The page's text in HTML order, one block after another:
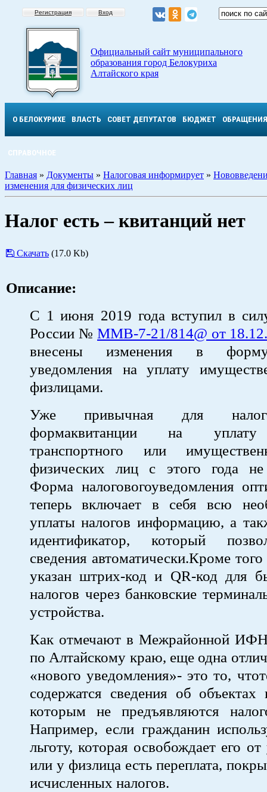
Регистрация Вход
Официальный сайт муниципального
образования город Белокуриха
Алтайского края
О БЕЛОКУРИХЕ ВЛАСТЬ СОВЕТ ДЕПУТАТОВ БЮДЖЕТ ОБРАЩЕНИЯ
СПРАВОЧНОЕ
Главная » Документы » Налоговая информирует »
изменения для физических лиц
Налог есть – квитанций нет
Скачать (17.0 Kb)
Описание:
С 1 июня 2019 года вступил в
России № ММВ-7-21/814@ от
внесены изменения в форму
уведомления на уплату
физлицами.
Уже привычная для
формаквитанции на уплату
транспортного или
физических лиц с этого года не
Форма налоговогоуведомления
теперь включает в себя всю
уплаты налогов информацию, а
идентификатор, который
сведения автоматически.Кроме
указан штрих-код и QR-код для
налогов через банковские
устройства.
Как отмечают в Межрайонной
по Алтайскому краю, еще одна
«нового уведомления»- это то,
содержатся сведения об
которым не предъявляются
Например, если гражданин
льготу, которая освобождает его
или у физлица есть переплата,
исчисленных налогов.